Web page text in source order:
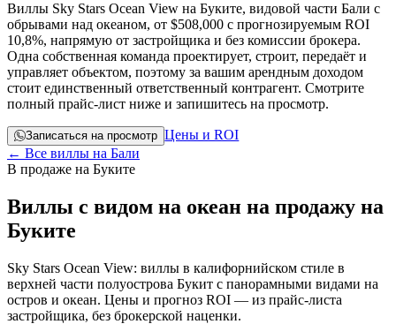
Виллы Sky Stars Ocean View на Буките, видовой части Бали с
обрывами над океаном, от $508,000 с прогнозируемым ROI
10,8%, напрямую от застройщика и без комиссии брокера.
Одна собственная команда проектирует, строит, передаёт и
управляет объектом, поэтому за вашим арендным доходом
стоит единственный ответственный контрагент. Смотрите
полный прайс-лист ниже и запишитесь на просмотр.
Записаться на просмотр Цены и ROI
← Все виллы на Бали
В продаже на Буките
Виллы с видом на океан на продажу на
Буките
Sky Stars Ocean View: виллы в калифорнийском стиле в
верхней части полуострова Букит с панорамными видами на
остров и океан. Цены и прогноз ROI — из прайс-листа
застройщика, без брокерской наценки.